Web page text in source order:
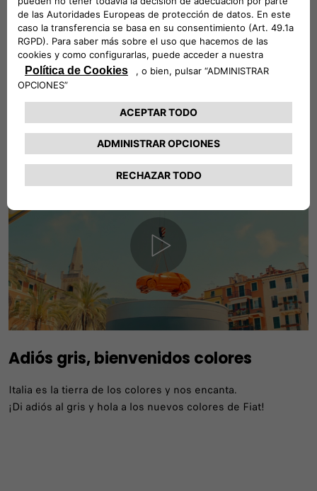
en el corazón de Fiat, subrayando la importancia de volver a
los orígenes.
Adiós gris, bienvenidos colores
Italia es la tierra de los colores y nos encanta.
¡Di adiós al gris y hola a los nuevos colores de Fiat!